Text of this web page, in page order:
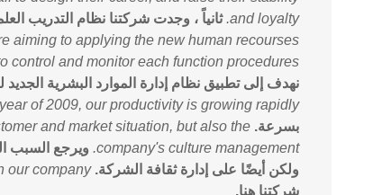
and loyalty. ثانياً ، وجدت شركتنا نظام التدريب
aiming to applying the new human recourses
control and monitor each function procedures.
نهدف إلى تطبيق نظام إدارة الموارد البشرية
of 2009, our productivity is growing rapidly.
بسرعة. and market situation, but also the
company's culture management. ويرجع السبب
ولكن أيضًا على إدارة ثقافة الشركة. our company.
شركتنا هنا.